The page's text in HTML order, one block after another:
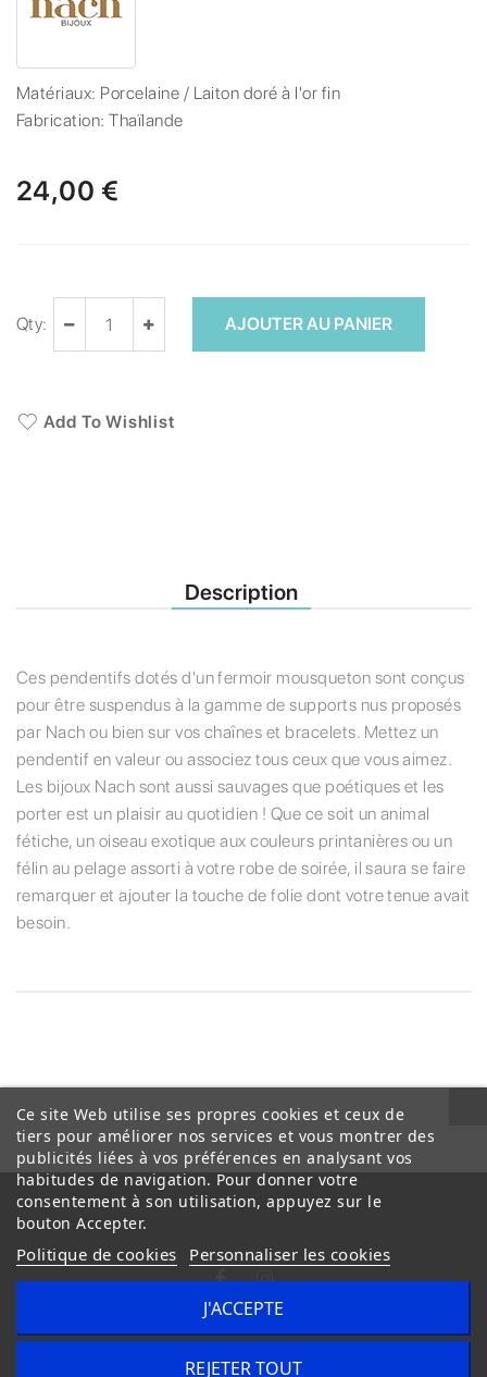
Matériaux: Porcelaine / Laiton doré à l'or fin
Fabrication:Thaïlande
24,00 €
Qty: AJOUTER AU PANIER
Add To Wishlist
Description
Ces pendentifs dotés d'un fermoir mousqueton sont conçus
pour être suspendus à la gamme de supports nus proposés
par Nach ou bien sur vos chaînes et bracelets. Mettez un
pendentif en valeur ou associez tous ceux que vous aimez.
Les bijoux Nach sont aussi sauvages que poétiques et les
porter est un plaisir au quotidien ! Que ce soit un animal
fétiche, un oiseau exotique aux couleurs printanières ou un
félin au pelage assorti à votre robe de soirée, il saura se faire
remarquer et ajouter la touche de folie dont votre tenue avait
besoin.
Conditions Générales de Vente
Ce site Web utilise ses propres cookies et ceux de
tiers pour améliorer nos services et vous montrer des
publicités liées à vos préférences en analysant vos
habitudes de navigation. Pour donner votre
consentement à son utilisation, appuyez sur le
bouton Accepter.
Politique de cookies Personnaliser les cookies
REJETER TOUT
J'ACCEPTE